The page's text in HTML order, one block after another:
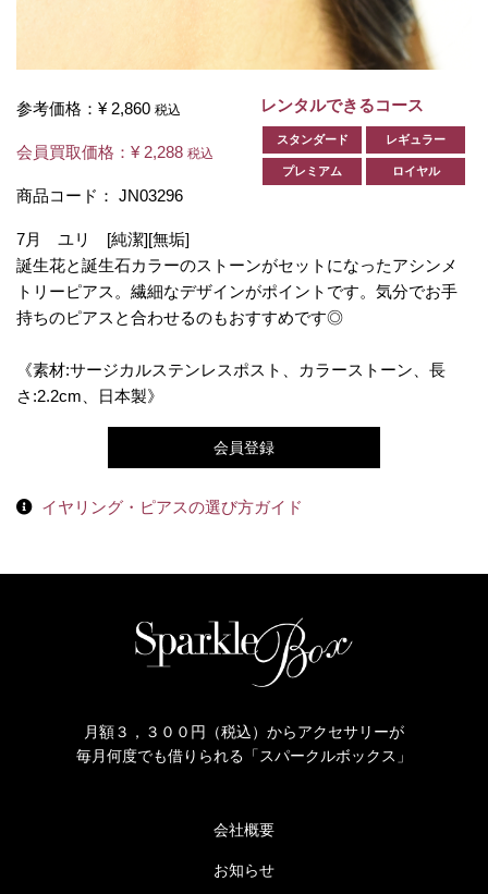
参考価格： ¥ 2,860 税込
会員買取価格： ¥ 2,288 税込
商品コード： JN03296
レンタルできるコース
スタンダード レギュラー
プレミアム ロイヤル
7月 ユリ [純潔][無垢]
誕生花と誕生石カラーのストーンがセットになったアシンメ
トリーピアス。繊細なデザインがポイントです。気分でお手
持ちのピアスと合わせるのもおすすめです◎
《素材:サージカルステンレスポスト、カラーストーン、長
さ:2.2cm、日本製》
会員登録
イヤリング・ピアスの選び方ガイド
月額３，３００円（税込）からアクセサリーが
毎月何度でも借りられる「スパークルボックス」
会社概要
お知らせ